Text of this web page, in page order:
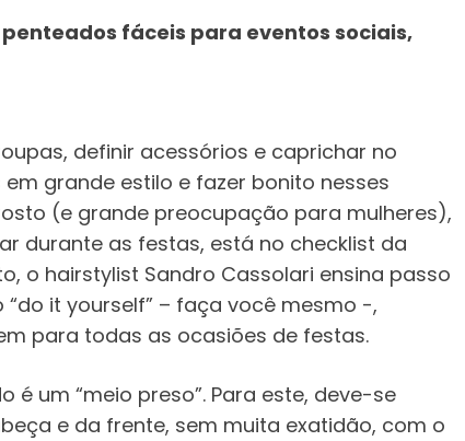
fáceis para eventos sociais,
definir acessórios e caprichar no
grande estilo e fazer bonito nesses
(e grande preocupação para mulheres),
durante as festas, está no checklist da
o hairstylist Sandro Cassolari ensina passo
it yourself” – faça você mesmo -,
para todas as ocasiões de festas.
um “meio preso”. Para este, deve-se
e da frente, sem muita exatidão, com o